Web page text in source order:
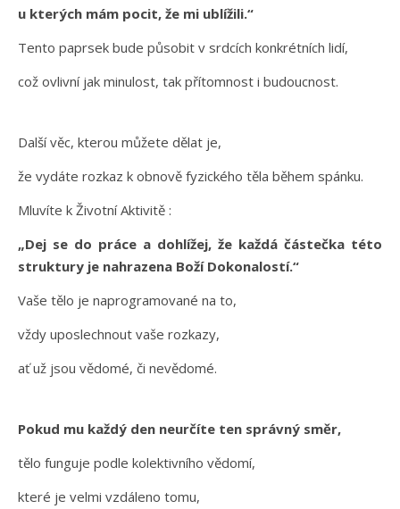
u kterých mám pocit, že mi ublížili.“
Tento paprsek bude působit v srdcích konkrétních lidí,
což ovlivní jak minulost, tak přítomnost i budoucnost.
Další věc, kterou můžete dělat je,
že vydáte rozkaz k obnově fyzického těla během spánku.
Mluvíte k Životní Aktivitě :
„Dej se do práce a dohlížej, že každá částečka této
struktury je nahrazena Boží Dokonalostí.“
Vaše tělo je naprogramované na to,
vždy uposlechnout vaše rozkazy,
ať už jsou vědomé, či nevědomé.
Pokud mu každý den neurčíte ten správný směr,
tělo funguje podle kolektivního vědomí,
které je velmi vzdáleno tomu,